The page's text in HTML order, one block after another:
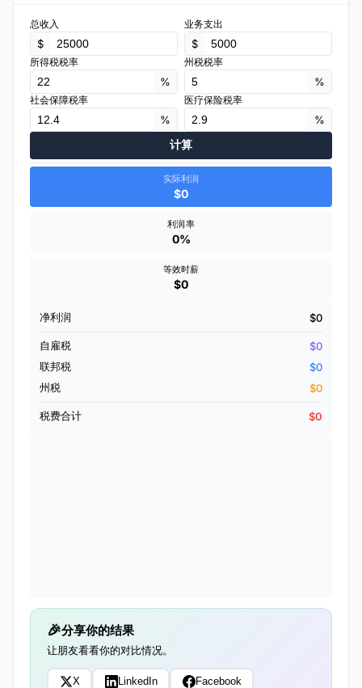
总收入
$
业务支出
$
所得税税率
%
州税税率
%
社会保障税率
%
医疗保险税率
%
计算
实际利润
$0
利润率
0%
等效时薪
$0
净利润 $0
自雇税
$0
联邦税
$0
州税
$0
税费合计 $0
分享你的结果
让朋友看看你的对比情况。
X LinkedIn Facebook